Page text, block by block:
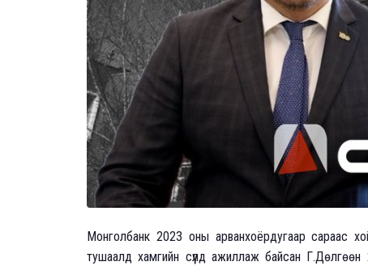
Монголбанк 2023 оны арванхоёрдугаар сараас
тушаалд хамгийн сүүлд ажиллаж байсан